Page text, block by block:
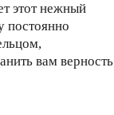
этот нежный
постоянно
вам